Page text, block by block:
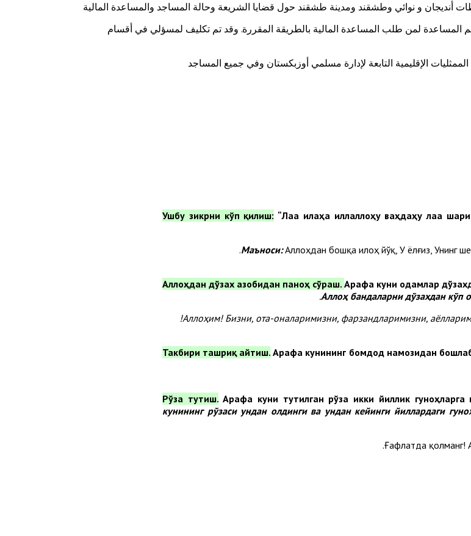
أنديجان و نوائي وطشقند ومدينة طشقند حول قضايا الشريعة وحالة المساجد والمساعدة المالية
المساعدة لمن طلب المساعدة المالية بالطريقة المقررة. وقد تم تكليف لمسؤلي في أقسام
الإقليمية التابعة لإدارة مسلمي أوزبكستان وفي جميع المساجد
“Лаа илаҳа иллаллоҳу ваҳдаҳу лаа
Маъноси:Аллоҳдан бошқа илоҳ йўқ, У ёлғиз, Унинг
Арафа куни одамлар
Аллоҳ бандаларни дўзахдан кўп
Аллоҳим! Бизни, ота-оналаримизни, фарзандларимизни,
Арафа кунининг бомдод намозидан
Арафа куни тутилган рўза икки йиллик
кунининг рўзаси ундан олдинги ва ундан кейинги йиллардаги
Ғафлатда қолманг!